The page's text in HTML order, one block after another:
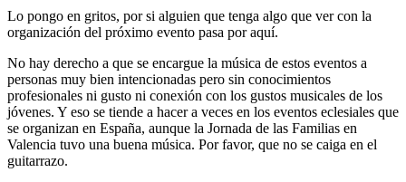
Lo pongo en gritos, por si alguien que tenga algo que ver con la
organización del próximo evento pasa por aquí.
No hay derecho a que se encargue la música de estos eventos a
personas muy bien intencionadas pero sin conocimientos
profesionales ni gusto ni conexión con los gustos musicales de los
jóvenes. Y eso se tiende a hacer a veces en los eventos eclesiales que
se organizan en España, aunque la Jornada de las Familias en
Valencia tuvo una buena música. Por favor, que no se caiga en el
guitarrazo.